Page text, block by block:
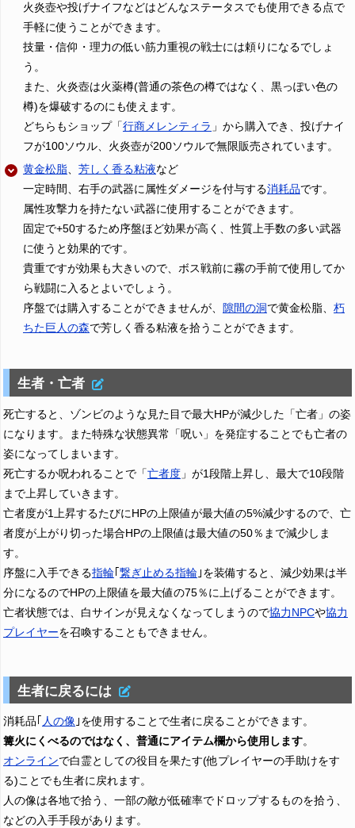
火炎壺や投げナイフなどはどんなステータスでも使用できる点で
手軽に使うことができます。
技量・信仰・理力の低い筋力重視の戦士には頼りになるでしょ
う。
また、火炎壺は火薬樽(普通の茶色の樽ではなく、黒っぽい色の
樽)を爆破するのにも使えます。
どちらもショップ「行商メレンティラ 」から購入でき、投げナイ
フが100ソウル、火炎壺が200ソウルで無限販売されています。
黄金松脂、 芳しく香る粘液など
一定時間、右手の武器に属性ダメージを付与する消耗品です。
属性攻撃力を持たない武器に使用することができます。
固定で+50するため序盤ほど効果が高く、性質上手数の多い武器
に使うと効果的です。
貴重ですが効果も大きいので、ボス戦前に霧の手前で使用してか
ら戦闘に入るとよいでしょう。
序盤では購入することができませんが、
隙間の洞で黄金松脂、 朽
ちた巨人の森で芳しく香る粘液を拾うことができます。
生者・亡者
死亡すると、ゾンビのような見た目で最大HPが減少した「亡者」の姿
になります。また特殊な状態異常「呪い」を発症することでも亡者の
姿になってしまいます。
死亡するか呪われることで「亡者度 」が1段階上昇し、最大で10段階
まで上昇していきます。
亡者度が1上昇するたびにHPの上限値が最大値の5%減少するので、亡
者度が上がり切った場合HPの上限値は最大値の50％まで減少しま
す。
序盤に入手できる指輪 繋ぎ止める指輪 ｣を装備すると、減少効果は半
分になるのでHPの上限値を最大値の75％に上げることができます。
亡者状態では、白サインが見えなくなってしまうので協力NPCや協力
プレイヤーを召喚することもできません。
生者に戻るには
消耗品｢ 人の像 ｣を使用することで生者に戻ることができます。
篝火にくべるのではなく、普通にアイテム欄から使用します。
オンラインで白霊としての役目を果たす(他プレイヤーの手助けをす
る)ことでも生者に戻れます。
人の像は各地で拾う、一部の敵が低確率でドロップするものを拾う、
などの入手手段があります。